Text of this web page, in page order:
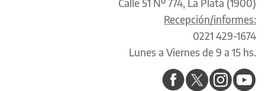
Calle 51 Nº 774, La Plata (1900)
Recepción/informes:
0221 429-1674
Lunes a Viernes de 9 a 15 hs.